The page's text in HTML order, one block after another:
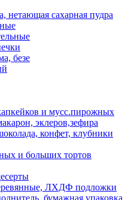
нетающая сахарная пудра
безе
и мусс.пирожных
эклеров,зефира
конфет, клубники
и больших тортов
ЛХДФ подложки
бумажная упаковка